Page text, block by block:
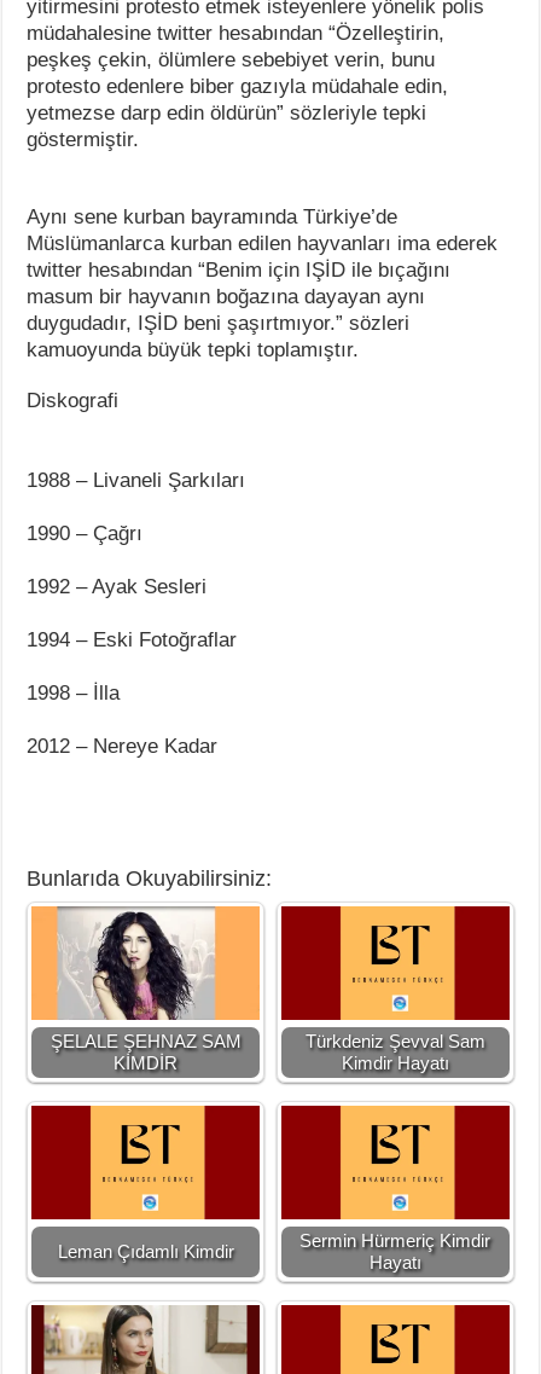
yitirmesini protesto etmek isteyenlere yönelik polis
müdahalesine twitter hesabından “Özelleştirin,
peşkeş çekin, ölümlere sebebiyet verin, bunu
protesto edenlere biber gazıyla müdahale edin,
yetmezse darp edin öldürün” sözleriyle tepki
göstermiştir.
Aynı sene kurban bayramında Türkiye’de
Müslümanlarca kurban edilen hayvanları ima ederek
twitter hesabından “Benim için IŞİD ile bıçağını
masum bir hayvanın boğazına dayayan aynı
duygudadır, IŞİD beni şaşırtmıyor.” sözleri
kamuoyunda büyük tepki toplamıştır.
Diskografi
1988 – Livaneli Şarkıları
1990 – Çağrı
1992 – Ayak Sesleri
1994 – Eski Fotoğraflar
1998 – İlla
2012 – Nereye Kadar
Bunlarıda Okuyabilirsiniz:
ŞELALE ŞEHNAZ SAM
KİMDİR
Türkdeniz Şevval Sam
Kimdir Hayatı
Leman Çıdamlı Kimdir
Sermin Hürmeriç Kimdir
Hayatı